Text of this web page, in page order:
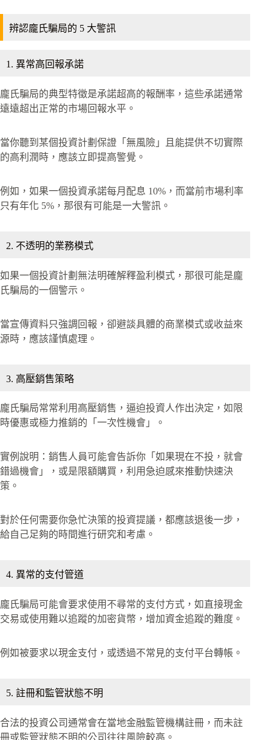
辨認龐氏騙局的 5 大警訊
1. 異常高回報承諾
龐氏騙局的典型特徵是承諾超高的報酬率，這些承諾通常
遠遠超出正常的市場回報水平。
當你聽到某個投資計劃保證「無風險」且能提供不切實際
的高利潤時，應該立即提高警覺。
例如，如果一個投資承諾每月配息 10%，而當前市場利率
只有年化 5%，那很有可能是一大警訊。
2. 不透明的業務模式
如果一個投資計劃無法明確解釋盈利模式，那很可能是龐
氏騙局的一個警示。
當宣傳資料只強調回報，卻避談具體的商業模式或收益來
源時，應該謹慎處理。
3. 高壓銷售策略
龐氏騙局常常利用高壓銷售，逼迫投資人作出決定，如限
時優惠或極力推銷的「一次性機會」。
實例說明：銷售人員可能會告訴你「如果現在不投，就會
錯過機會」，或是限額購買，利用急迫感來推動快速決
策。
對於任何需要你急忙決策的投資提議，都應該退後一步，
給自己足夠的時間進行研究和考慮。
4. 異常的支付管道
龐氏騙局可能會要求使用不尋常的支付方式，如直接現金
交易或使用難以追蹤的加密貨幣，增加資金追蹤的難度。
例如被要求以現金支付，或透過不常見的支付平台轉帳。
5. 註冊和監管狀態不明
合法的投資公司通常會在當地金融監管機構註冊，而未註
冊或監管狀態不明的公司往往風險較高。